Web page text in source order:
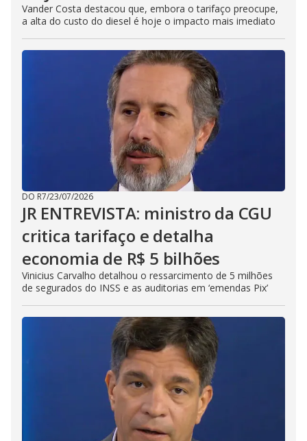
Vander Costa destacou que, embora o tarifaço preocupe,
a alta do custo do diesel é hoje o impacto mais imediato
DO R7/23/07/2026
JR ENTREVISTA: ministro da CGU
critica tarifaço e detalha
economia de R$ 5 bilhões
Vinicius Carvalho detalhou o ressarcimento de 5 milhões
de segurados do INSS e as auditorias em ‘emendas Pix’